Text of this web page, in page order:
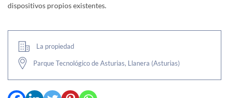
dispositivos propios existentes.
La propiedad
Parque Tecnológico de Asturias, Llanera (Asturias)